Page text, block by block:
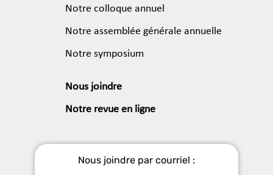
Notre colloque annuel
Notre assemblée générale annuelle
Notre symposium
Nous joindre
Notre revue en ligne
Nous joindre par courriel :